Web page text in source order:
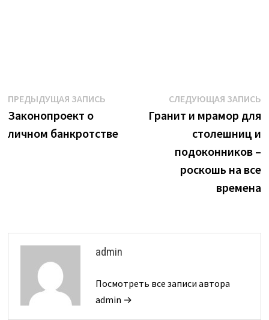
Навигация
по
ПРЕДЫДУЩАЯ ЗАПИСЬПредыдущая
Законопроект о
личном банкротстве
СЛЕДУЮЩАЯ ЗАПИСЬ
Гранит и мрамор для
столешниц и
подоконников –
роскошь на все
времена
admin
Посмотреть все записи автора
admin →